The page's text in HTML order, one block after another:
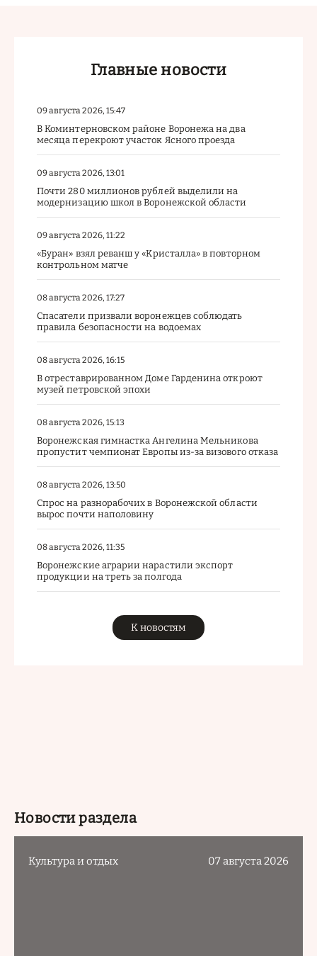
Главные новости
09 августа 2026, 15:47
В Коминтерновском районе Воронежа на два
месяца перекроют участок Ясного проезда
09 августа 2026, 13:01
Почти 280 миллионов рублей выделили на
модернизацию школ в Воронежской области
09 августа 2026, 11:22
«Буран» взял реванш у «Кристалла» в повторном
контрольном матче
08 августа 2026, 17:27
Спасатели призвали воронежцев соблюдать
правила безопасности на водоемах
08 августа 2026, 16:15
В отреставрированном Доме Гарденина откроют
музей петровской эпохи
08 августа 2026, 15:13
Воронежская гимнастка Ангелина Мельникова
пропустит чемпионат Европы из-за визового отказа
08 августа 2026, 13:50
Спрос на разнорабочих в Воронежской области
вырос почти наполовину
08 августа 2026, 11:35
Воронежские аграрии нарастили экспорт
продукции на треть за полгода
К новостям
Новости раздела
Культура и отдых 07 августа 2026